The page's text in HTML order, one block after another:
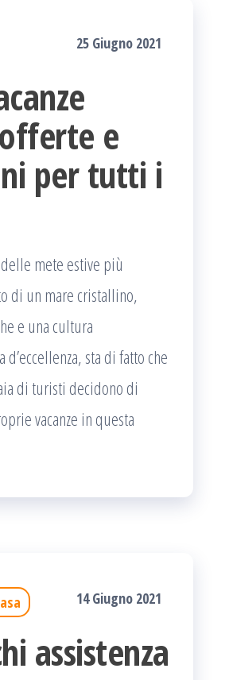
25 Giugno 2021
e
per tutti i
mete estive più
di un mare cristallino,
e una cultura
d’eccellenza, sta di fatto che
di turisti decidono di
vacanze in questa
14 Giugno 2021
assistenza